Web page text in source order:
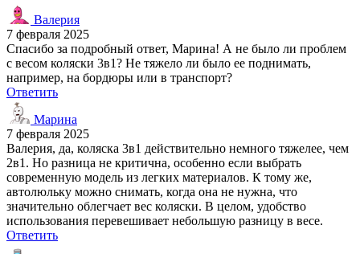
Валерия
7 февраля 2025
Спасибо за подробный ответ, Марина! А не было ли проблем
с весом коляски 3в1? Не тяжело ли было ее поднимать,
например, на бордюры или в транспорт?
Ответить
Марина
7 февраля 2025
Валерия, да, коляска 3в1 действительно немного тяжелее, чем
2в1. Но разница не критична, особенно если выбрать
современную модель из легких материалов. К тому же,
автолюльку можно снимать, когда она не нужна, что
значительно облегчает вес коляски. В целом, удобство
использования перевешивает небольшую разницу в весе.
Ответить